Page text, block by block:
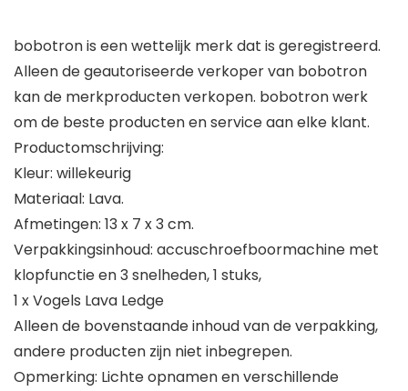
bobotron is een wettelijk merk dat is geregistreerd.
Alleen de geautoriseerde verkoper van bobotron
kan de merkproducten verkopen. bobotron werk
om de beste producten en service aan elke klant.
Productomschrijving:
Kleur: willekeurig
Materiaal: Lava.
Afmetingen: 13 x 7 x 3 cm.
Verpakkingsinhoud: accuschroefboormachine met
klopfunctie en 3 snelheden, 1 stuks,
1 x Vogels Lava Ledge
Alleen de bovenstaande inhoud van de verpakking,
andere producten zijn niet inbegrepen.
Opmerking: Lichte opnamen en verschillende